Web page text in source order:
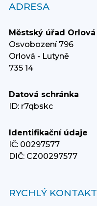
ADRESA
Městský úřad Orlová
Osvobození 796
Orlová - Lutyně
735 14
Datová schránka
ID: r7qbskc
Identifikační údaje
IČ: 00297577
DIČ: CZ00297577
RYCHLÝ KONTAKT